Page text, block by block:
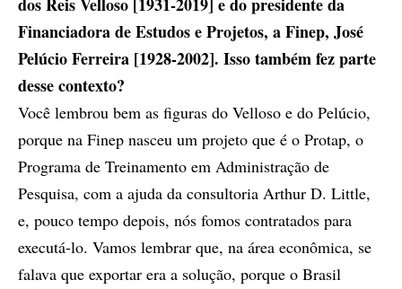
dos Reis Velloso [1931-2019] e do presidente da
Financiadora de Estudos e Projetos, a Finep, José
Pelúcio Ferreira [1928-2002]. Isso também fez parte
desse contexto?
Você lembrou bem as figuras do Velloso e do Pelúcio,
porque na Finep nasceu um projeto que é o Protap, o
Programa de Treinamento em Administração de
Pesquisa, com a ajuda da consultoria Arthur D. Little,
e, pouco tempo depois, nós fomos contratados para
executá-lo. Vamos lembrar que, na área econômica, se
falava que exportar era a solução, porque o Brasil